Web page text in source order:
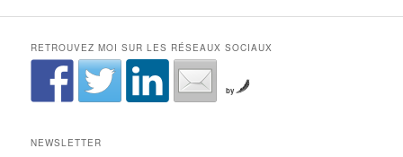
RETROUVEZ MOI SUR LES RÉSEAUX SOCIAUX
by
NEWSLETTER